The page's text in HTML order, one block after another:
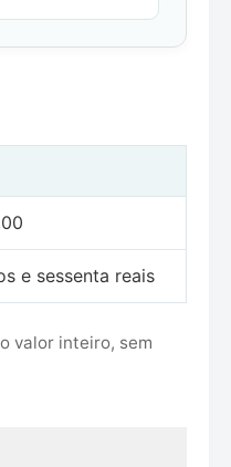
e sessenta reais
valor inteiro, sem